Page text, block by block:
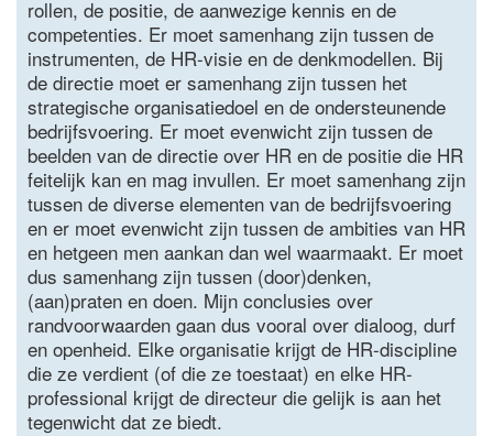
rollen, de positie, de aanwezige kennis en de
competenties. Er moet samenhang zijn tussen de
instrumenten, de HR-visie en de denkmodellen. Bij
de directie moet er samenhang zijn tussen het
strategische organisatiedoel en de ondersteunende
bedrijfsvoering. Er moet evenwicht zijn tussen de
beelden van de directie over HR en de positie die HR
feitelijk kan en mag invullen. Er moet samenhang zijn
tussen de diverse elementen van de bedrijfsvoering
en er moet evenwicht zijn tussen de ambities van HR
en hetgeen men aankan dan wel waarmaakt. Er moet
dus samenhang zijn tussen (door)denken,
(aan)praten en doen. Mijn conclusies over
randvoorwaarden gaan dus vooral over dialoog, durf
en openheid. Elke organisatie krijgt de HR-discipline
die ze verdient (of die ze toestaat) en elke HR-
professional krijgt de directeur die gelijk is aan het
tegenwicht dat ze biedt.